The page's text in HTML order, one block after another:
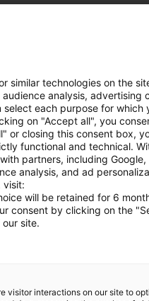
à solução
experiência mais
similar technologies on the
analysis, advertising
select each purpose for which
on "Accept all", you
or closing this consent box,
functional and technical.
partners, including
analysis, and ad
visit:
will be retained for 6
consent by clicking on the
site.
visitor interactions on our site to